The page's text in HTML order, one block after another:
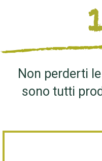
Non perderti
sono tutti